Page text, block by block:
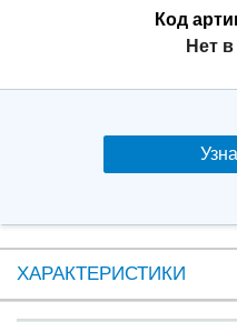
Код
Нет
ХАРАКТЕРИСТИКИ